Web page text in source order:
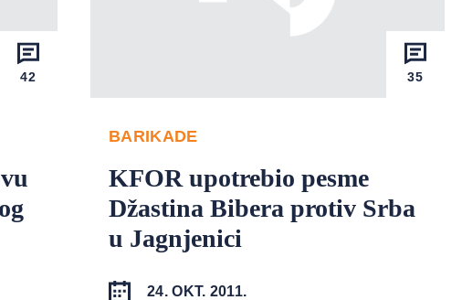
42 35
BARIKADE
KFOR upotrebio pesme
Džastina Bibera protiv Srba
u Jagnjenici
24. OKT. 2011.